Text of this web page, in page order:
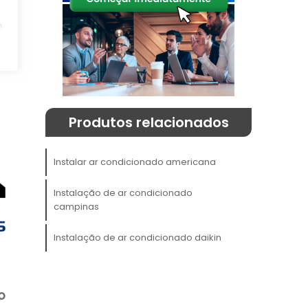
Produtos relacionados
Instalar ar condicionado americana
Instalação de ar condicionado
campinas
Instalação de ar condicionado daikin